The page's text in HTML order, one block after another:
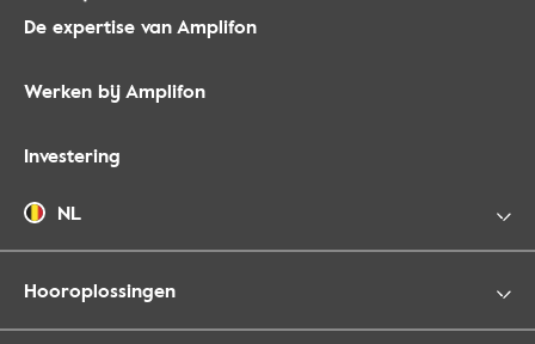
De expertise van Amplifon
Werken bij Amplifon
Investering
NL
Hooroplossingen